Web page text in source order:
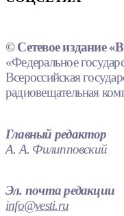
© Сетевое издание
«Федеральное
Всероссийская
радиовещательная
Главный редактор
А. А. Филипповский
Эл. почта редакции
info@vesti.ru